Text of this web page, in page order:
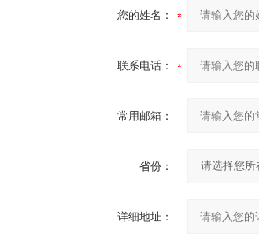
您的姓名：
联系电话：
常用邮箱：
省份：
详细地址：